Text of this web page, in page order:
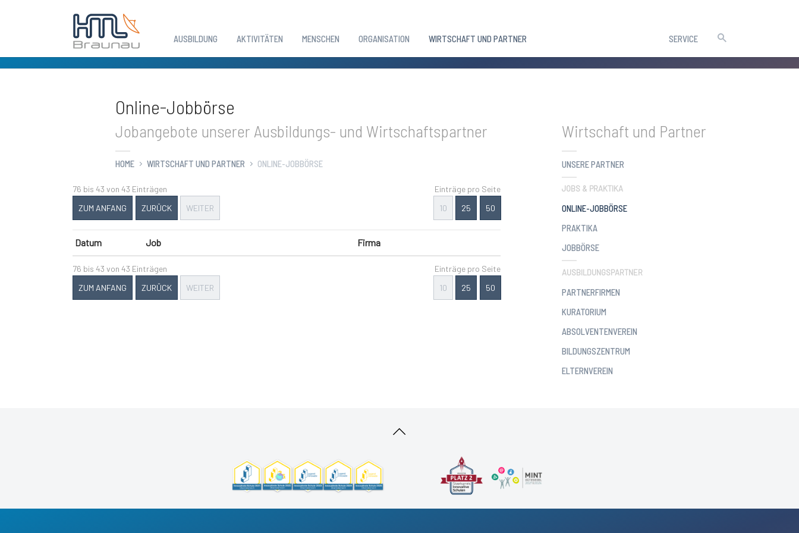
AUSBILDUNG AKTIVITÄTEN MENSCHEN ORGANISATION WIRTSCHAFT UND PARTNER SERVICE
Online-Jobbörse
Jobangebote unserer Ausbildungs- und Wirtschaftspartner
HOME WIRTSCHAFT UND PARTNER ONLINE-JOBBÖRSE
76 bis 43 von 43 Einträgen
ZUM ANFANG
ZURÜCK WEITER
Einträge pro Seite
10
25 50
Datum Job Firma
76 bis 43 von 43 Einträgen
ZUM ANFANG
ZURÜCK WEITER
Einträge pro Seite
10
25 50
Wirtschaft und Partner
UNSERE PARTNER
JOBS & PRAKTIKA
ONLINE-JOBBÖRSE(CURRENT)
PRAKTIKA
JOBBÖRSE
AUSBILDUNGSPARTNER
PARTNERFIRMEN
KURATORIUM
ABSOLVENTENVEREIN
BILDUNGSZENTRUM
ELTERNVEREIN